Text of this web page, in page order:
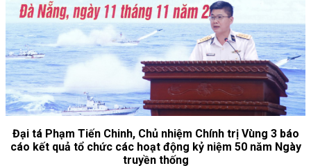
Đại tá Phạm Tiến Chinh, Chủ nhiệm Chính trị Vùng 3 báo
cáo kết quả tổ chức các hoạt động kỷ niệm 50 năm Ngày
truyền thống